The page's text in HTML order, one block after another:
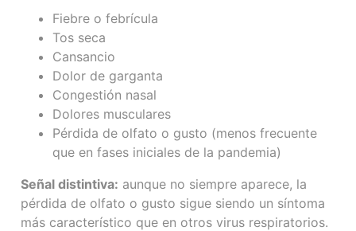
Fiebre o febrícula
Tos seca
Cansancio
Dolor de garganta
Congestión nasal
Dolores musculares
Pérdida de olfato o gusto (menos frecuente
que en fases iniciales de la pandemia)
Señal distintiva: aunque no siempre aparece, la
pérdida de olfato o gusto sigue siendo un síntoma
más característico que en otros virus respiratorios.